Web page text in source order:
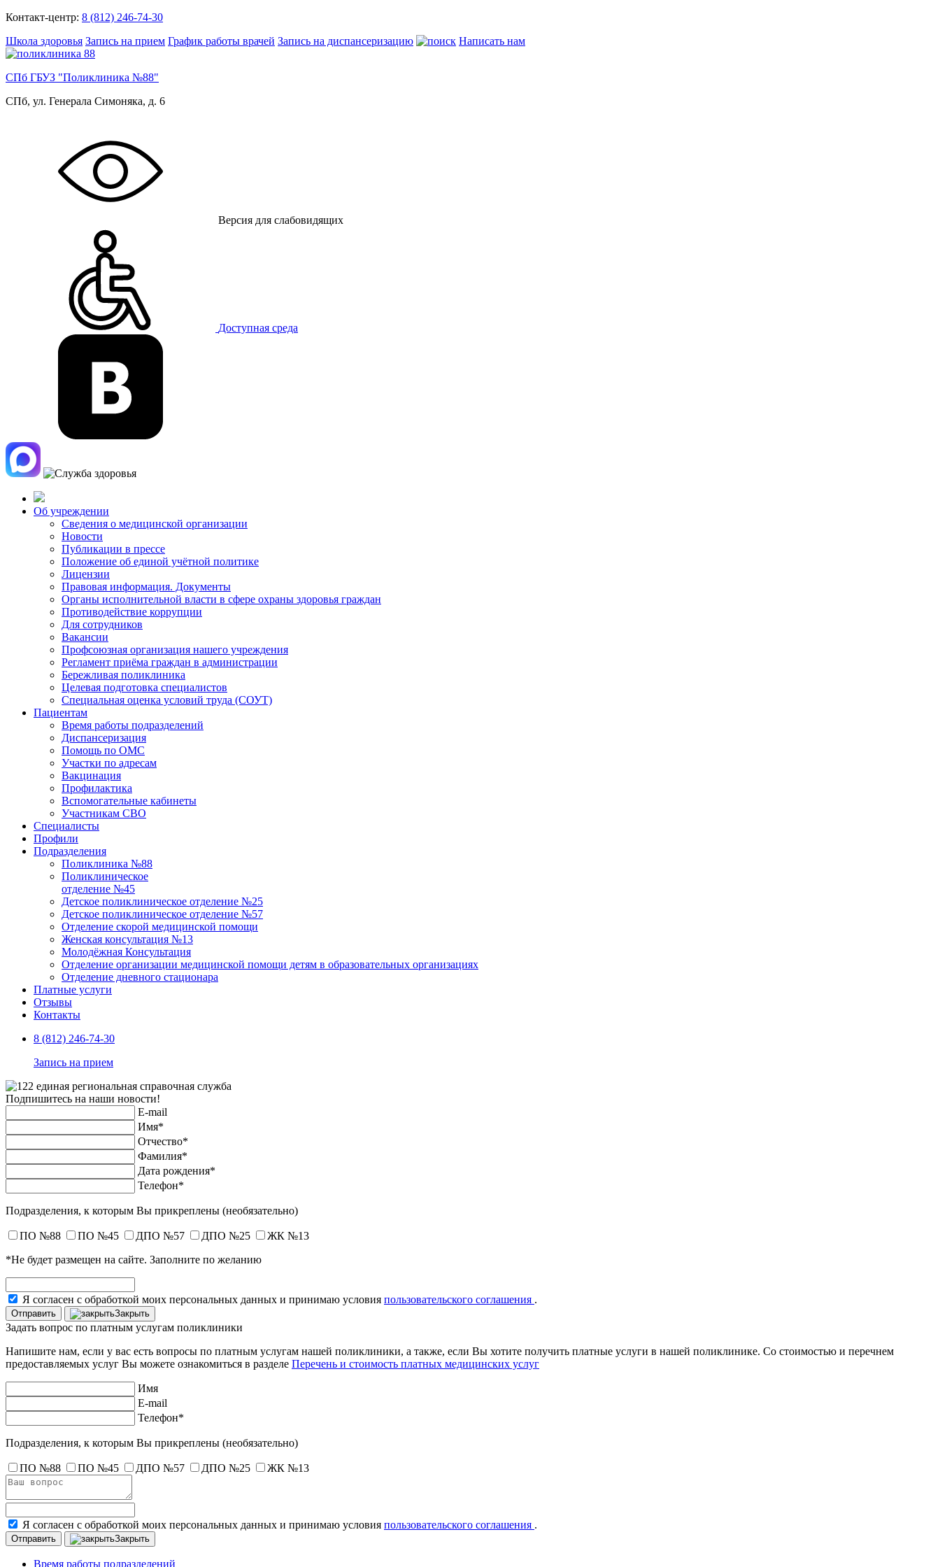
Контакт-центр: 8 (812) 246-74-30
Школа здоровья Запись на прием График работы врачей Запись на диспансеризацию Написать нам
СПб ГБУЗ "Поликлиника №88"
СПб, ул. Генерала Симоняка, д. 6
Версия для слабовидящих
Доступная среда
Об учреждении
Сведения о медицинской организации
Новости
Публикации в прессе
Положение об единой учётной политике
Лицензии
Правовая информация. Документы
Органы исполнительной власти в сфере охраны здоровья граждан
Противодействие коррупции
Для сотрудников
Вакансии
Профсоюзная организация нашего учреждения
Регламент приёма граждан в администрации
Бережливая поликлиника
Целевая подготовка специалистов
Специальная оценка условий труда (СОУТ)
Пациентам
Время работы подразделений
Диспансеризация
Помощь по ОМС
Участки по адресам
Вакцинация
Профилактика
Вспомогательные кабинеты
Участникам СВО
Специалисты
Профили
Подразделения
Поликлиника №88
Поликлиническое
отделение №45
Детское поликлиническое отделение №25
Детское поликлиническое отделение №57
Отделение скорой медицинской помощи
Женская консультация №13
Молодёжная Консультация
Отделение организации медицинской помощи детям в образовательных организациях
Отделение дневного стационара
Платные услуги
Отзывы
Контакты
8 (812) 246-74-30
Запись на прием
Подпишитесь на наши новости!
E-mail
Имя*
Отчество*
Фамилия*
Дата рождения*
Телефон*
Подразделения, к которым Вы прикреплены (необязательно)
ПО №88 ПО №45 ДПО №57 ДПО №25
ЖК №13
*Не будет размещен на сайте. Заполните по желанию
Я согласен с обработкой моих персональных данных и принимаю условия пользовательского соглашения .
Закрыть
Задать вопрос по платным услугам поликлиники
Напишите нам, если у вас есть вопросы по платным услугам нашей поликлиники, а также, если Вы хотите получить платные услуги в нашей поликлинике. Со стоимостью и перечнем
предоставляемых услуг Вы можете ознакомиться в разделе Перечень и стоимость платных медицинских услуг
Имя
E-mail
Телефон*
Подразделения, к которым Вы прикреплены (необязательно)
ПО №88 ПО №45 ДПО №57 ДПО №25 ЖК №13
Я согласен с обработкой моих персональных данных и принимаю условия пользовательского соглашения .
Закрыть
Время работы подразделений